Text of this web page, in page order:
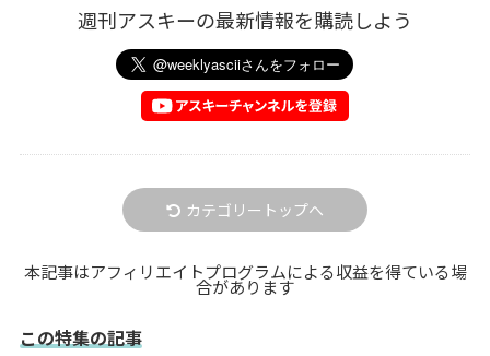
週刊アスキーの最新情報を購読しよう
カテゴリートップへ
本記事はアフィリエイトプログラムによる収益を得ている場
合があります
この特集の記事